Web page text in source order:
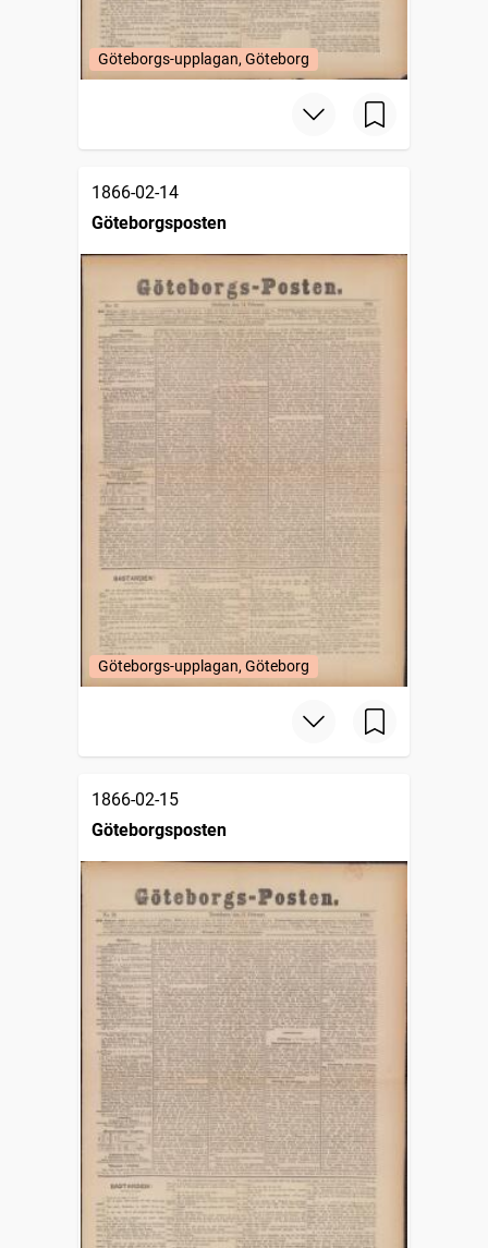
Göteborgs-upplagan, Göteborg
1866-02-14
Göteborgsposten
Göteborgs-upplagan, Göteborg
1866-02-15
Göteborgsposten